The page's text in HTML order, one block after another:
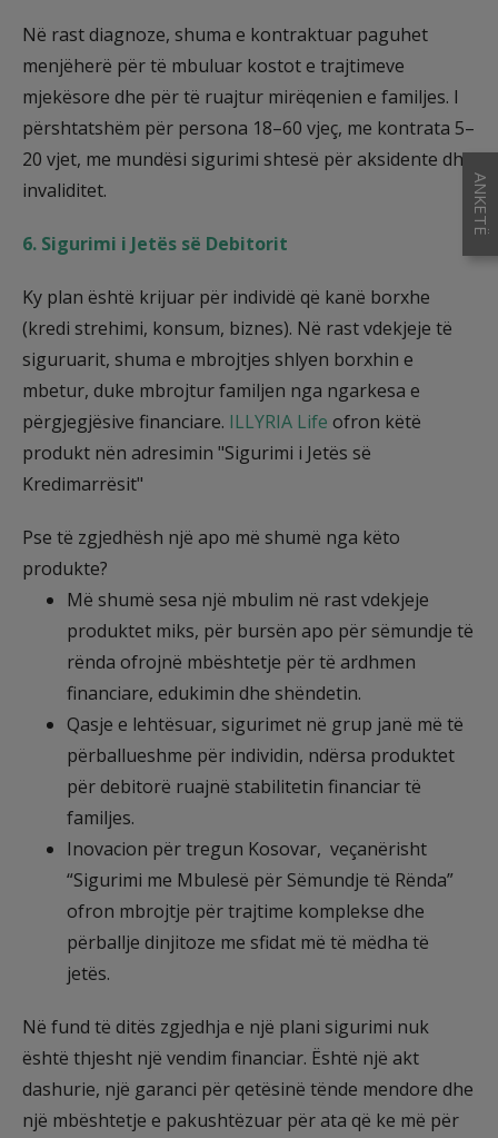
Në rast diagnoze, shuma e kontraktuar paguhet
menjëherë për të mbuluar kostot e trajtimeve
mjekësore dhe për të ruajtur mirëqenien e familjes. I
përshtatshëm për persona 18–60 vjeç, me kontrata 5–
20 vjet, me mundësi sigurimi shtesë për aksidente dhe
invaliditet.
6. Sigurimi i Jetës së Debitorit
Ky plan është krijuar për individë që kanë borxhe
(kredi strehimi, konsum, biznes). Në rast vdekjeje të
siguruarit, shuma e mbrojtjes shlyen borxhin e
mbetur, duke mbrojtur familjen nga ngarkesa e
përgjegjësive financiare. ILLYRIA Life ofron këtë
produkt nën adresimin "Sigurimi i Jetës së
Kredimarrësit"
Pse të zgjedhësh një apo më shumë nga këto
produkte?
Më shumë sesa një mbulim në rast vdekjeje
produktet miks, për bursën apo për sëmundje të
rënda ofrojnë mbështetje për të ardhmen
financiare, edukimin dhe shëndetin.
Qasje e lehtësuar, sigurimet në grup janë më të
përballueshme për individin, ndërsa produktet
për debitorë ruajnë stabilitetin financiar të
familjes.
Inovacion për tregun Kosovar, veçanërisht
“Sigurimi me Mbulesë për Sëmundje të Rënda”
ofron mbrojtje për trajtime komplekse dhe
përballje dinjitoze me sfidat më të mëdha të
jetës.
Në fund të ditës zgjedhja e një plani sigurimi nuk
është thjesht një vendim financiar. Është një akt
dashurie, një garanci për qetësinë tënde mendore dhe
një mbështetje e pakushtëzuar për ata që ke më për
ANKETË